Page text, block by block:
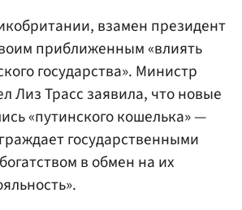
взамен президент
приближенным «влиять
государства». Министр
Лиз Трасс заявила, что новые
«путинского кошелька» —
государственными
в обмен на их